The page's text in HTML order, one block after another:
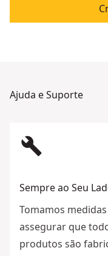
Ajuda e Suporte
build
Sempre ao Seu
Tomamos
assegurar que
produtos são